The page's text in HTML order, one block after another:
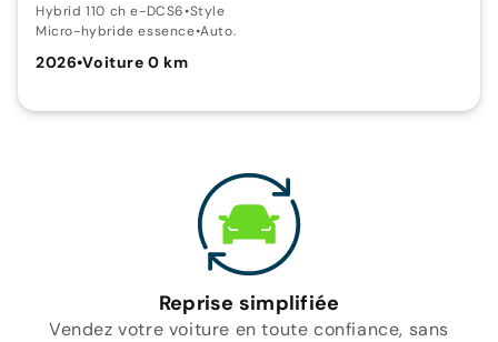
Hybrid 110 ch e-DCS6•Style
Micro-hybride essence•Auto.
2026•Voiture 0 km
Reprise simplifiée
Vendez votre voiture en toute confiance, sans